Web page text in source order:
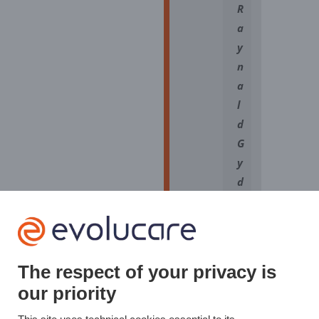
R
a
y
n
a
l
d
G
y
d
r
The respect of your privacy is
our priority